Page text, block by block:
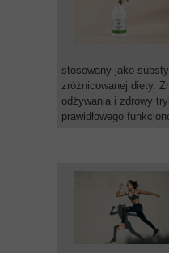
stosowany jako
zróżnicowanej diety.
odżywania i zdrowy
prawidłowego